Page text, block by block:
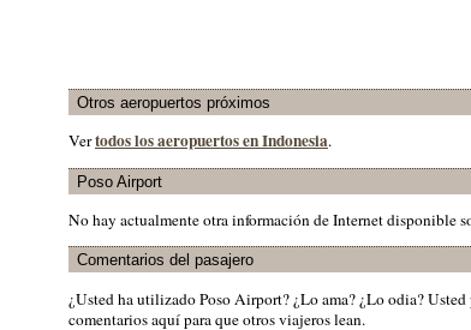
Otros aeropuertos próximos
Vertodos los aeropuertos en Indonesia.
Poso Airport
No hay actualmente otra información de Internet disponible
Comentarios del pasajero
¿Usted ha utilizado Poso Airport? ¿Lo ama? ¿Lo odia? Usted
comentarios aquí para que otros viajeros lean.